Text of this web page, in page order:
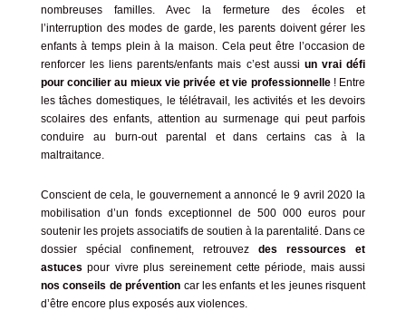
nombreuses familles. Avec la fermeture des écoles et
l’interruption des modes de garde, les parents doivent gérer les
enfants à temps plein à la maison. Cela peut être l’occasion de
renforcer les liens parents/enfants mais c’est aussi un vrai défi
pour concilier au mieux vie privée et vie professionnelle! Entre
les tâches domestiques, le télétravail, les activités et les devoirs
scolaires des enfants, attention au surmenage qui peut parfois
conduire au burn-out parental et dans certains cas àla
maltraitance.
Conscient de cela,le gouvernement a annoncé le 9 avril 2020 la
mobilisation d’un fonds exceptionnel de 500 000 euros pour
soutenir les projets associatifs de soutien à la parentalité. Dans ce
dossier spécial confinement, retrouvezdes ressources et
astucespour vivre plus sereinement cette période, mais aussi
nos conseils de prévention car les enfants et les jeunes risquent
d’être encore plus exposés aux violences.